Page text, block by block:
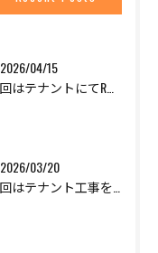
2026/04/15
2026/03/20